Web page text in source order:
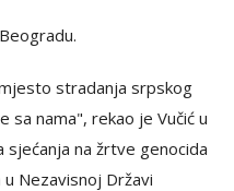
stradanja srpskog
sa nama", rekao je Vučić u
sjećanja na žrtve genocida
u Nezavisnoj Državi